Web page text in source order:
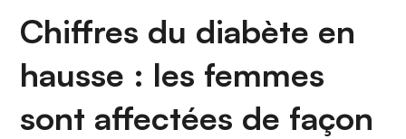
i
a
n
e
Chiffres du diabète en
hausse : les femmes
sont affectées de façon